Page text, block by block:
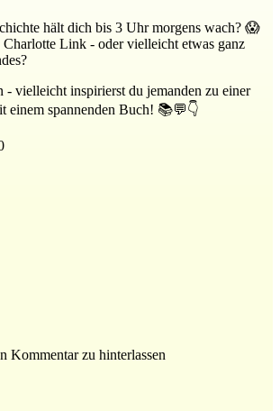
hält dich bis 3 Uhr morgens wach? 😱
Link - oder vielleicht etwas ganz
- vielleicht inspirierst du jemanden zu einer
einem spannenden Buch! 📚💬👇
Kommentar zu hinterlassen